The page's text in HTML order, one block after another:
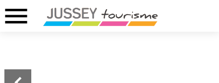
menu ANET
DREUX 02.37.46.01.73